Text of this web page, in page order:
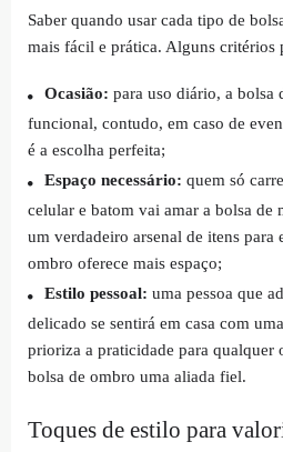
Saber quando usar cada tipo de
mais fácil e prática. Alguns critérios
Ocasião: para uso diário, a bolsa
funcional, contudo, em caso de
é a escolha perfeita;
Espaço necessário: quem só
celular e batom vai amar a bolsa de
um verdadeiro arsenal de itens para
ombro oferece mais espaço;
Estilo pessoal: uma pessoa que
delicado se sentirá em casa com
prioriza a praticidade para qualquer
bolsa de ombro uma aliada fiel.
Toques de estilo para